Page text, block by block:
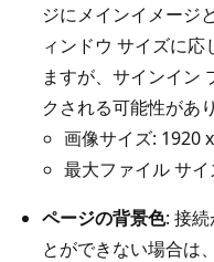
ジにメインイメージ
ィンドウ サイズに
ますが、サインイン
クされる可能性があ
画像サイズ: 1920
最大ファイル サイ
ページの背景色: 接
とができない場合は